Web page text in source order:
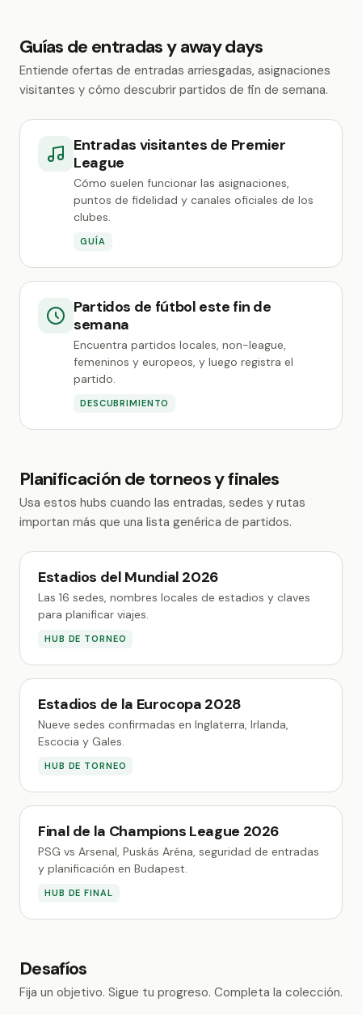
Guías de entradas y away days
Entiende ofertas de entradas arriesgadas, asignaciones
visitantes y cómo descubrir partidos de fin de semana.
Entradas visitantes de Premier
League
Cómo suelen funcionar las asignaciones,
puntos de fidelidad y canales oficiales de los
clubes.
GUÍA
Partidos de fútbol este fin de
semana
Encuentra partidos locales, non-league,
femeninos y europeos, y luego registra el
partido.
DESCUBRIMIENTO
Planificación de torneos y finales
Usa estos hubs cuando las entradas, sedes y rutas
importan más que una lista genérica de partidos.
Estadios del Mundial 2026
Las 16 sedes, nombres locales de estadios y claves
para planificar viajes.
HUB DE TORNEO
Estadios de la Eurocopa 2028
Nueve sedes confirmadas en Inglaterra, Irlanda,
Escocia y Gales.
HUB DE TORNEO
Final de la Champions League 2026
PSG vs Arsenal, Puskás Aréna, seguridad de entradas
y planificación en Budapest.
HUB DE FINAL
Desafíos
Fija un objetivo. Sigue tu progreso. Completa la colección.